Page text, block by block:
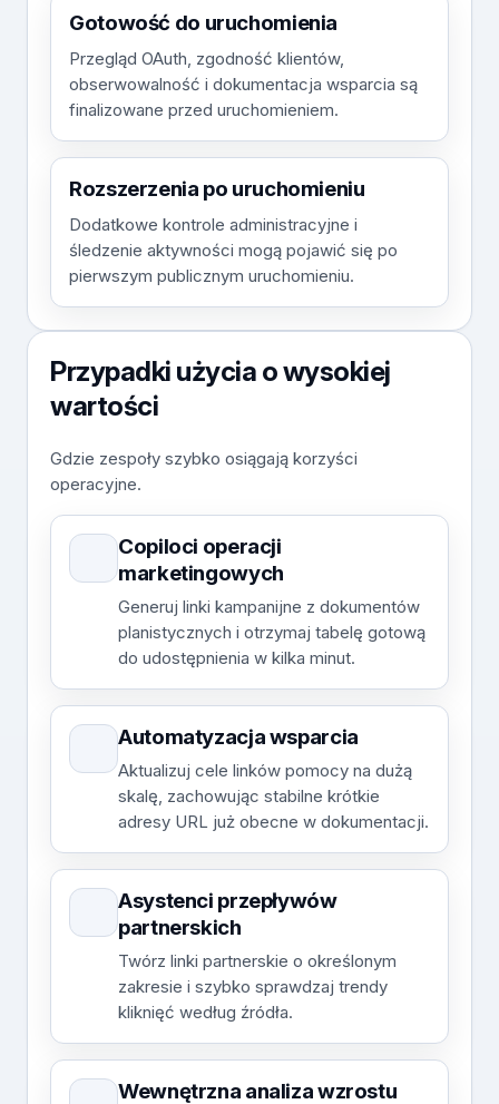
Gotowość do uruchomienia
Przegląd OAuth, zgodność klientów,
obserwowalność i dokumentacja wsparcia są
finalizowane przed uruchomieniem.
Rozszerzenia po uruchomieniu
Dodatkowe kontrole administracyjne i
śledzenie aktywności mogą pojawić się po
pierwszym publicznym uruchomieniu.
Przypadki użycia o wysokiej
wartości
Gdzie zespoły szybko osiągają korzyści
operacyjne.
Copiloci operacji
marketingowych
Generuj linki kampanijne z dokumentów
planistycznych i otrzymaj tabelę gotową
do udostępnienia w kilka minut.
Automatyzacja wsparcia
Aktualizuj cele linków pomocy na dużą
skalę, zachowując stabilne krótkie
adresy URL już obecne w dokumentacji.
Asystenci przepływów
partnerskich
Twórz linki partnerskie o określonym
zakresie i szybko sprawdzaj trendy
kliknięć według źródła.
Wewnętrzna analiza wzrostu